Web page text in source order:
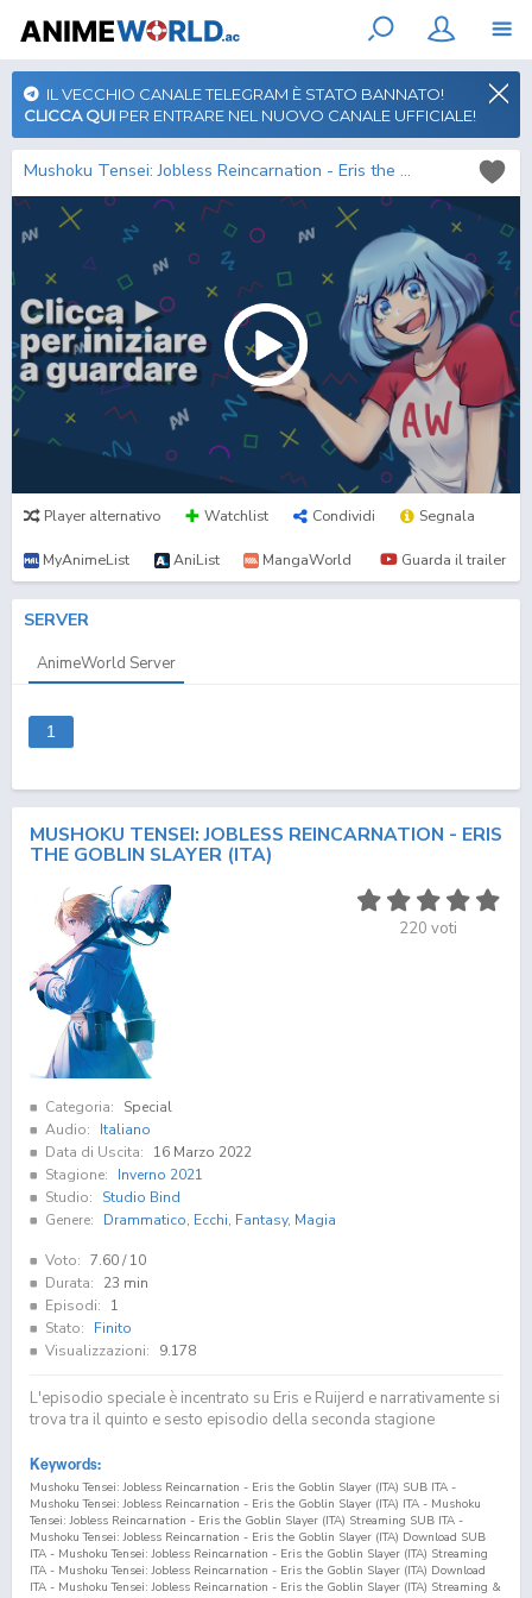
IL VECCHIO CANALE TELEGRAM È STATO BANNATO!
CLICCA QUI PER ENTRARE NEL NUOVO CANALE UFFICIALE!
Mushoku Tensei: Jobless Reincarnation - Eris the Goblin Slayer (ITA)
Player alternativo Watchlist Condividi Segnala
MyAnimeList AniList MangaWorld Guarda il trailer
SERVER
AnimeWorld Server
1
MUSHOKU TENSEI: JOBLESS REINCARNATION - ERIS
THE GOBLIN SLAYER (ITA)
220 voti
Categoria:
Special
Audio:
Italiano
Data di Uscita:
16 Marzo 2022
Stagione:
Inverno 2021
Studio:
Studio Bind
Genere:
Drammatico, Ecchi, Fantasy, Magia
Voto: 7.60/ 10
Durata:
23 min
Episodi:
1
Stato:
Finito
Visualizzazioni:
9.178
L'episodio speciale è incentrato su Eris e Ruijerd e narrativamente si
trova tra il quinto e sesto episodio della seconda stagione
Keywords:
Mushoku Tensei: Jobless Reincarnation - Eris the Goblin Slayer (ITA) SUB ITA -
Mushoku Tensei: Jobless Reincarnation - Eris the Goblin Slayer (ITA) ITA - Mushoku
Tensei: Jobless Reincarnation - Eris the Goblin Slayer (ITA) Streaming SUB ITA -
Mushoku Tensei: Jobless Reincarnation - Eris the Goblin Slayer (ITA) Download SUB
ITA - Mushoku Tensei: Jobless Reincarnation - Eris the Goblin Slayer (ITA) Streaming
ITA - Mushoku Tensei: Jobless Reincarnation - Eris the Goblin Slayer (ITA) Download
ITA - Mushoku Tensei: Jobless Reincarnation - Eris the Goblin Slayer (ITA) Streaming &